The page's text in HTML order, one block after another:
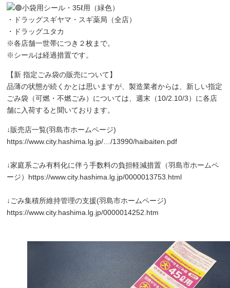
小袋用シール・35ℓ用（緑色）
・ドラッグスギヤマ・スギ薬局（全店）
・ドラッグユタカ
※各店舗一世帯につき２枚まで。
※シールは経過措置です。
【新 指定ごみ袋の販売について】
品薄の状態が続くかとは思いますが、製造業者からは、新しい指定
ごみ袋（可燃・不燃ごみ）については、週末（10/2.10/3）に各店
舗に入荷すると聞いております。
↓販売店一覧(羽島市ホームページ)
https://www.city.hashima.lg.jp/…/13990/haibaiten.pdf
↓家庭系ごみ有料化に伴う手数料の負担軽減措置（羽島市ホームペ
ージ） https://www.city.hashima.lg.jp/0000013753.html
↓ごみ集積所維持管理の支援(羽島市ホームページ)
https://www.city.hashima.lg.jp/0000014252.htm